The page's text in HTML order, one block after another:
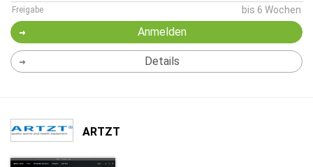
Freigabe bis 6 Wochen
Anmelden
Details
ARTZT